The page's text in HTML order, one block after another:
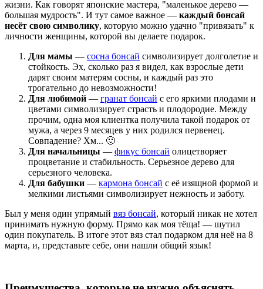
жизни. Как говорят японские мастера, "маленькое дерево —
большая мудрость". И тут самое важное — каждый бонсай
несёт свою символику, которую можно удачно "привязать" к
личности женщины, которой вы делаете подарок.
Для мамы — сосна бонсай символизирует долголетие и
стойкость. Эх, сколько раз я видел, как взрослые дети
дарят своим матерям сосны, и каждый раз это
трогательно до невозможности!
Для любимой — гранат бонсай с его яркими плодами и
цветами символизирует страсть и плодородие. Между
прочим, одна моя клиентка получила такой подарок от
мужа, а через 9 месяцев у них родился первенец.
Совпадение? Хм... 🙂
Для начальницы — фикус бонсай олицетворяет
процветание и стабильность. Серьезное дерево для
серьезного человека.
Для бабушки — кармона бонсай с её изящной формой и
мелкими листьями символизирует нежность и заботу.
Был у меня один упрямый вяз бонсай, который никак не хотел
принимать нужную форму. Прямо как моя тёща! — шутил
один покупатель. В итоге этот вяз стал подарком для неё на 8
марта, и, представьте себе, они нашли общий язык!